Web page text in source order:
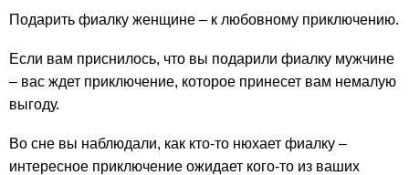
Подарить фиалку женщине – к любовному приключению.
Если вам приснилось, что вы подарили фиалку мужчине
– вас ждет приключение, которое принесет вам немалую
выгоду.
Во сне вы наблюдали, как кто-то нюхает фиалку –
интересное приключение ожидает кого-то из ваших